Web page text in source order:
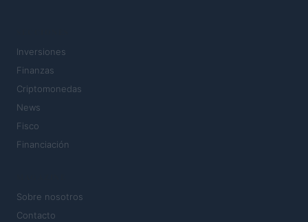
Inversiones
Finanzas
Criptomonedas
News
Fisco
Financiación
Sobre nosotros
Contacto